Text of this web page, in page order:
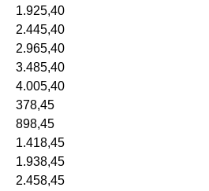
1.925,40
2.445,40
2.965,40
3.485,40
4.005,40
378,45
898,45
1.418,45
1.938,45
2.458,45